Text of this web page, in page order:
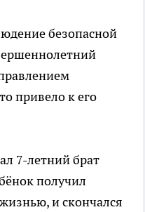
безопасной
привело к его
7-летний брат
получил
и скончался